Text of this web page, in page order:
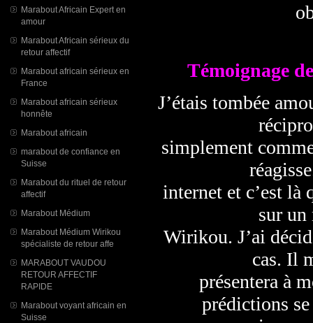
Marabout Africain Expert en
amour
Marabout Africain sérieux du
retour affectif
Marabout africain sérieux en
France
Marabout africain sérieux
honnête
Marabout africain
marabout de confiance en
Suisse
Marabout du rituel de retour
affectif
Marabout Médium
Marabout Médium Wirikou
spécialiste de retour affe
MARABOUT VAUDOU
RETOUR AFFECTIF
RAPIDE
Marabout voyant africain en
Suisse
Témoignage
J’étais tombée
simplement
internet et c’est là
sur un
Wirikou. J’ai
cas. Il
présentera à
prédictions